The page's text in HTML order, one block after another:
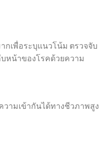
กเพื่อระบุแนวโน้ม ตรวจจับ
หน้าของโรคด้วยความ
ามเข้ากันได้ทางชีวภาพสูง